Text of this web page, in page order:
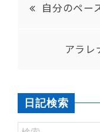
自分のペー
アラレ
日記検索